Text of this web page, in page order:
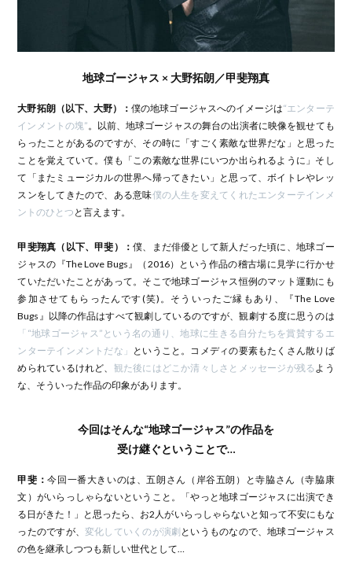
地球ゴージャス × 大野拓朗／甲斐翔真
大野拓朗（以下、大野）：僕の地球ゴージャスへのイメージは“エンターテ
インメントの塊”。以前、地球ゴージャスの舞台の出演者に映像を観せても
らったことがあるのですが、その時に「すごく素敵な世界だな」と思った
ことを覚えていて。僕も「この素敵な世界にいつか出られるように」そし
て「またミュージカルの世界へ帰ってきたい」と思って、ボイトレやレッ
スンをしてきたので、ある意味僕の人生を変えてくれたエンターテインメ
ントのひとつ と言えます。
甲斐翔真（以下、甲斐）：僕、まだ俳優として新人だった頃に、地球ゴー
ジャスの『The Love Bugs』（2016）という作品の稽古場に見学に行かせ
ていただいたことがあって。そこで地球ゴージャス恒例のマット運動にも
参加させてもらったんです(笑)。そういったご縁もあり、『The Love
Bugs』以降の作品はすべて観劇しているのですが、観劇する度に思うのは
「“地球ゴージャス”という名の通り、地球に生きる自分たちを賞賛するエ
ンターテインメントだな」 ということ。コメディの要素もたくさん散りば
められているけれど、 観た後にはどこか清々しさとメッセージが残るよう
な、そういった作品の印象があります。
今回はそんな“地球ゴージャス”の作品を
受け継ぐということで…
甲斐：今回一番大きいのは、五朗さん（岸谷五朗）と寺脇さん（寺脇康
文）がいらっしゃらないということ。「やっと地球ゴージャスに出演でき
る日がきた！」と思ったら、お2人がいらっしゃらないと知って不安にもな
ったのですが、 変化していくのが演劇 というものなので、地球ゴージャス
の色を継承しつつも新しい世代として…